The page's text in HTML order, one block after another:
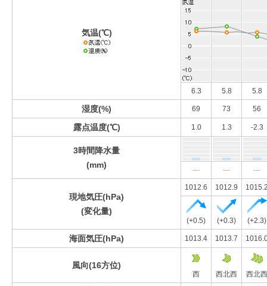
気温(℃)
6.3 5.8 5.8
湿度(%) 69 73 56
露点温度(℃) 1.0 1.3 -2.3
3時間降水量
(mm)
--- --- ---
現地気圧(hPa)
(変化量)
1012.6 1012.9
(+0.5) (+0.3) (+2.3)
海面気圧(hPa) 1013.4 1013.7
風向(16方位)
西 西北西 西北西